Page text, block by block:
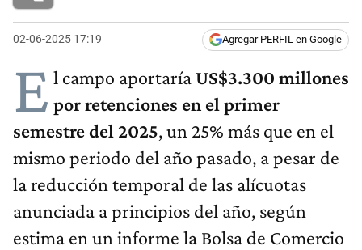
02-06-2025 17:19 Agregar PERFIL en Google
E l campo aportaríaUS$3.300 millones
por retenciones en el primer
semestre del 2025, un 25% más que en el
mismo periodo del año pasado, a pesar de
la reducción temporal de las alícuotas
anunciada a principios del año, según
estima en un informe la Bolsa de Comercio